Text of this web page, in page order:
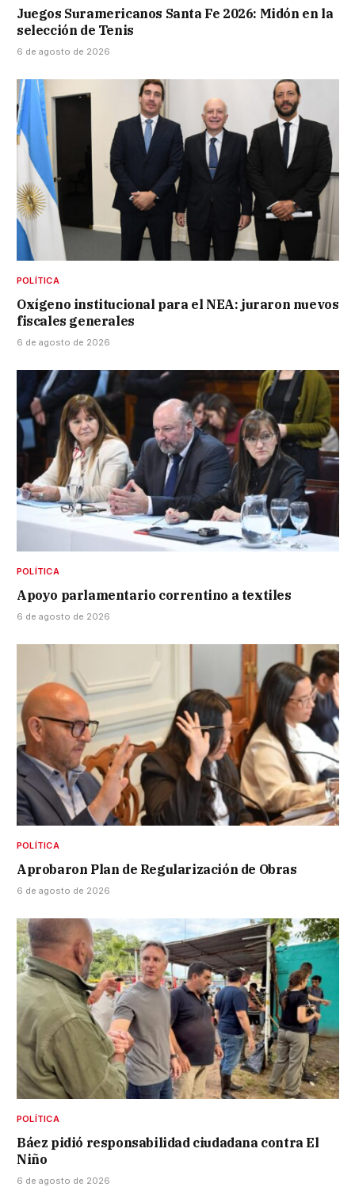
Juegos Suramericanos Santa Fe 2026: Midón en la
selección de Tenis
6 de agosto de 2026
POLÍTICA
Oxígeno institucional para el NEA: juraron nuevos
fiscales generales
6 de agosto de 2026
POLÍTICA
Apoyo parlamentario correntino a textiles
6 de agosto de 2026
POLÍTICA
Aprobaron Plan de Regularización de Obras
6 de agosto de 2026
POLÍTICA
Báez pidió responsabilidad ciudadana contra El
Niño
6 de agosto de 2026